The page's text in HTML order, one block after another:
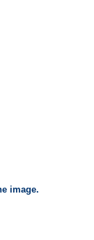
image.